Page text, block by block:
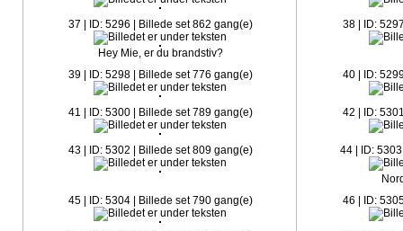
37 | ID: 5296 | Billede set 862 gang(e)
Hey Mie, er du brandstiv?
38 | ID:
39 | ID: 5298 | Billede set 776 gang(e) 40 | ID:
41 | ID: 5300 | Billede set 789 gang(e) 42 | ID:
43 | ID: 5302 | Billede set 809 gang(e) 44 | ID:
45 | ID: 5304 | Billede set 790 gang(e)
46 | ID: